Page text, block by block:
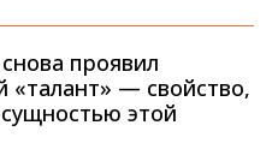
проявил
«талант» — свойство,
этой